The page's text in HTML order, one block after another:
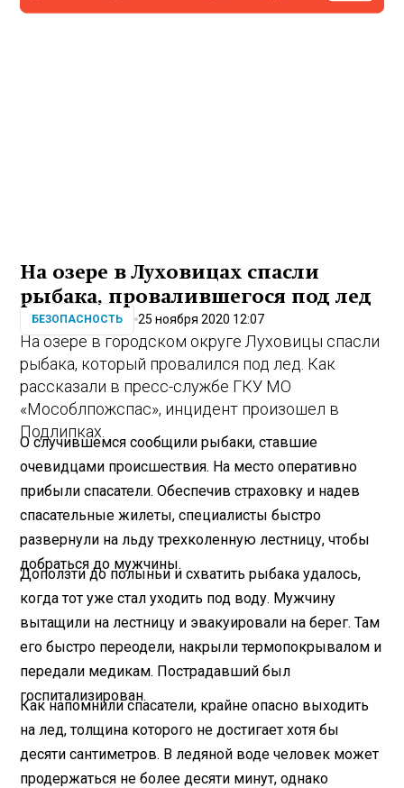
На озере в Луховицах спасли
рыбака, провалившегося под лед
БЕЗОПАСНОСТЬ 25 ноября 2020 12:07
На озере в городском округе Луховицы спасли
рыбака, который провалился под лед. Как
рассказали в пресс-службе ГКУ МО
«Мособлпожспас», инцидент произошел в
Подлипках.
О случившемся сообщили рыбаки, ставшие
очевидцами происшествия. На место оперативно
прибыли спасатели. Обеспечив страховку и надев
спасательные жилеты, специалисты быстро
развернули на льду трехколенную лестницу, чтобы
добраться до мужчины.
Доползти до полыньи и схватить рыбака удалось,
когда тот уже стал уходить под воду. Мужчину
вытащили на лестницу и эвакуировали на берег. Там
его быстро переодели, накрыли термопокрывалом и
передали медикам. Пострадавший был
госпитализирован.
Как напомнили спасатели, крайне опасно выходить
на лед, толщина которого не достигает хотя бы
десяти сантиметров. В ледяной воде человек может
продержаться не более десяти минут, однако